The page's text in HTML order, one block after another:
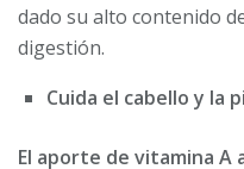
dado su alto contenido
digestión.
Cuida el cabello y la
El aporte de vitamina A